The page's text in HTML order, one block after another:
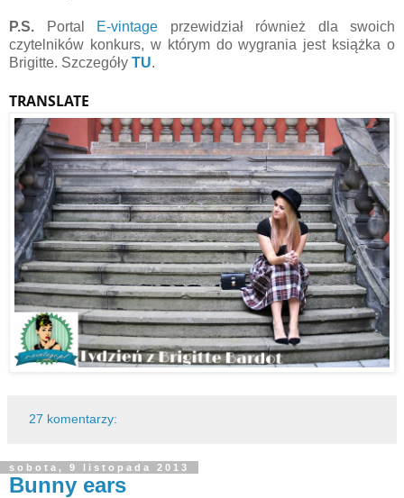
P.S. Portal E-vintage przewidział również dla swoich
czytelników konkurs, w którym do wygrania jest książka o
Brigitte. Szczegóły TU.
TRANSLATE
27 komentarzy:
sobota, 9 listopada 2013
Bunny ears